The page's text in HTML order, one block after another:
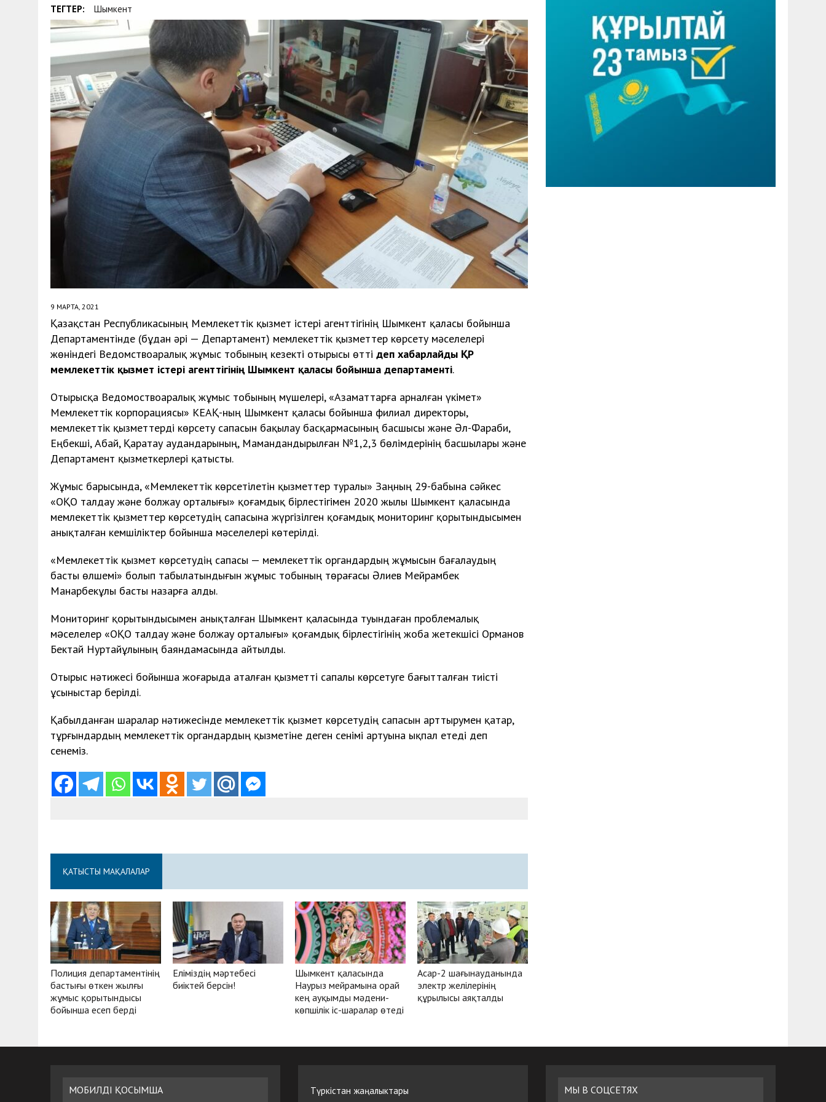
30 МАЯ, 2026 | ТҮСІНДІРУ ЖҰМЫСТАРЫ ЖҮРГІЗІЛДІ
ТЕГТЕР: Шымкент
9 МАРТА, 2021
Қазақстан Республикасының Мемлекеттік қызмет істері агенттігінің Шымкент қаласы бойынша
Департаментінде (бұдан әрі — Департамент) мемлекеттік қызметтер көрсету мәселелері
жөніндегі Ведомствоаралық жұмыс тобының кезекті отырысы өтті деп хабарлайды ҚР
мемлекеттік қызмет істері агенттігінің Шымкент қаласы бойынша департаменті.
Отырысқа Ведомоствоаралық жұмыс тобының мүшелері, «Азаматтарға арналған үкімет»
Мемлекеттік корпорациясы» КЕАҚ-ның Шымкент қаласы бойынша филиал директоры,
мемлекеттік қызметтерді көрсету сапасын бақылау басқармасының басшысы және Әл-Фараби,
Еңбекші, Абай, Қаратау аудандарының, Мамандандырылған №1,2,3 бөлімдерінің басшылары және
Департамент қызметкерлері қатысты.
Жұмыс барысында, «Мемлекеттік көрсетілетін қызметтер туралы» Заңның 29-бабына сәйкес
«ОҚО талдау және болжау орталығы» қоғамдық бірлестігімен 2020 жылы Шымкент қаласында
мемлекеттік қызметтер көрсетудің сапасына жүргізілген қоғамдық мониторинг қорытындысымен
анықталған кемшіліктер бойынша мәселелері көтерілді.
«Мемлекеттік қызмет көрсетудің сапасы — мемлекеттік органдардың жұмысын бағалаудың
басты өлшемі» болып табылатындығын жұмыс тобының төрағасы Әлиев Мейрамбек
Манарбекұлы басты назарға алды.
Мониторинг қорытындысымен анықталған Шымкент қаласында туындаған проблемалық
мəселелер «ОҚО талдау және болжау орталығы» қоғамдық бірлестігінің жоба жетекшісі Орманов
Бектай Нуртайұлының баяндамасында айтылды.
Отырыс нәтижесі бойынша жоғарыда аталған қызметті сапалы көрсетуге бағытталған тиісті
ұсыныстар берілді.
Қабылданған шаралар нәтижесінде мемлекеттік қызмет көрсетудің сапасын арттырумен қатар,
тұрғындардың мемлекеттік органдардың қызметіне деген сенімі артуына ықпал етеді деп
сенеміз.
ҚАТЫСТЫ МАҚАЛАЛАР
Полиция департаментінің
бастығы өткен жылғы
жұмыс қорытындысы
бойынша есеп берді
Еліміздің мәртебесі
биіктей берсін!
Шымкент қаласында
Наурыз мейрамына орай
кең ауқымды мәдени-
көпшілік іс-шаралар өтеді
Асар-2 шағынауданында
электр желілерінің
құрылысы аяқталды
МОБИЛДІ ҚОСЫМША Түркістан жаңалыктары МЫ В СОЦСЕТЯХ